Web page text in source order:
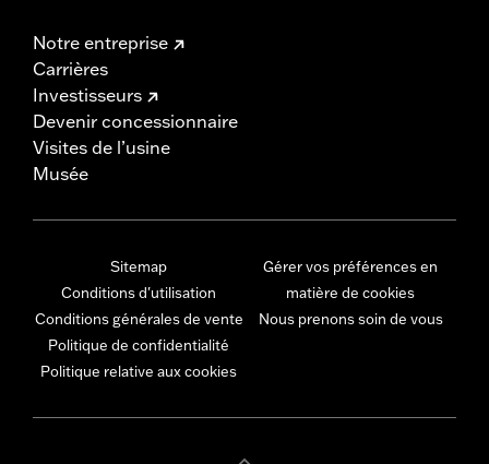
Notre entreprise
Carrières
Investisseurs
Devenir concessionnaire
Visites de l’usine
Musée
Sitemap
Conditions d'utilisation
Conditions générales de vente
Politique de confidentialité
Politique relative aux cookies
Gérer vos préférences en
matière de cookies
Nous prenons soin de vous